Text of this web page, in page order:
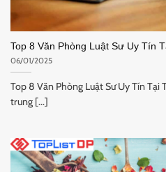
Top 8 Văn Phòng Luật Sư Uy Tín
06/01/2025
Top 8 Văn Phòng Luật Sư Uy Tín Tại
trung [...]